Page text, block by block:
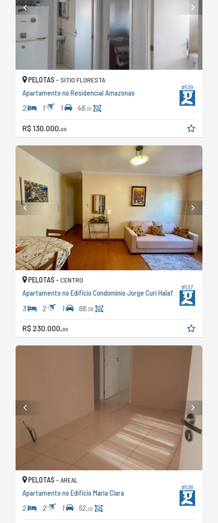
#539
PELOTAS - SÍTIO FLORESTA
Apartamento no Residencial Amazonas
2 1 1 48,00
R$ 130.000,00
#537
PELOTAS - CENTRO
Apartamento no Edifício Condomínio Jorge Curi Halaf
3 2 1 68,38
R$ 230.000,00
#538
PELOTAS - AREAL
Apartamento no Edifício Maria Clara
2 2 1 52,00